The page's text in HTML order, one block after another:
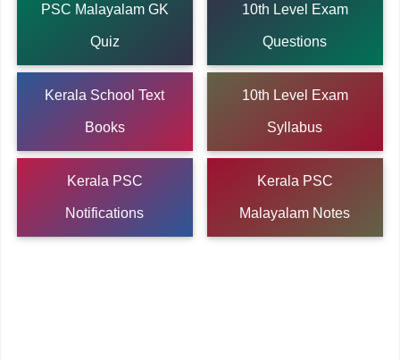
PSC Malayalam GK
Quiz
10th Level Exam
Questions
Kerala School Text
Books
10th Level Exam
Syllabus
Kerala PSC
Notifications
Kerala PSC
Malayalam Notes